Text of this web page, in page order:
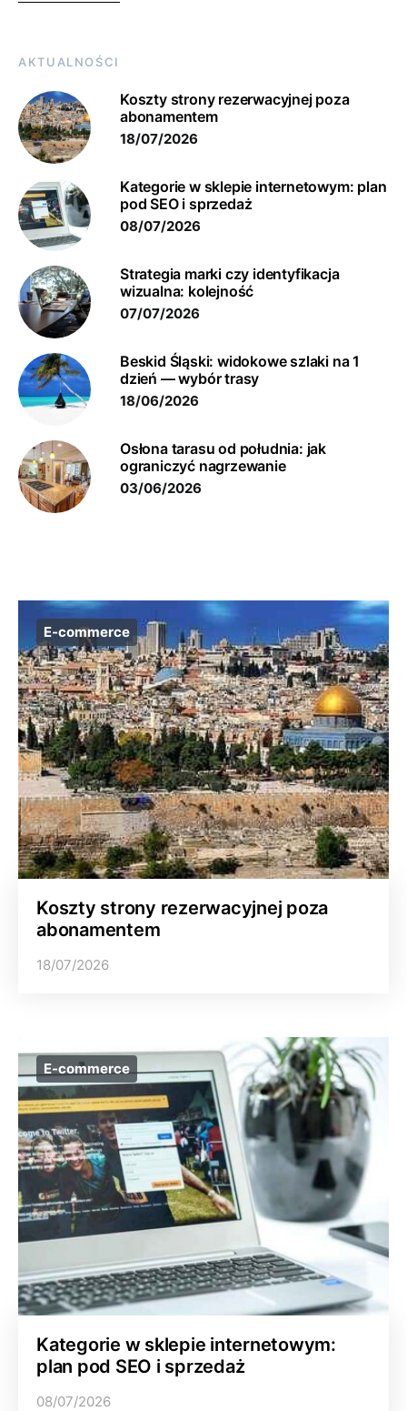
AKTUALNOŚCI
Koszty strony rezerwacyjnej poza
abonamentem
18/07/2026
Kategorie w sklepie internetowym: plan
pod SEO i sprzedaż
08/07/2026
Strategia marki czy identyfikacja
wizualna: kolejność
07/07/2026
Beskid Śląski: widokowe szlaki na 1
dzień — wybór trasy
18/06/2026
Osłona tarasu od południa: jak
ograniczyć nagrzewanie
03/06/2026
E-commerce
Koszty strony rezerwacyjnej poza
abonamentem
18/07/2026
E-commerce
Kategorie w sklepie internetowym:
plan pod SEO i sprzedaż
08/07/2026